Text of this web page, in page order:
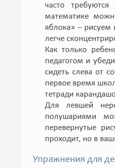
часто
математике
яблока» – рисуем
легче
Как только
педагогом и
сидеть слева от
первое время
тетради
Для левшей
полушариями
перевернутые
проходит, но в
Упражнения для